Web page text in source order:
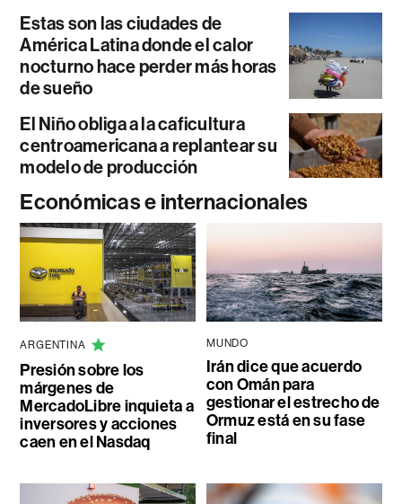
Estas son las ciudades de
América Latina donde el calor
nocturno hace perder más horas
de sueño
El Niño obliga a la caficultura
centroamericana a replantear su
modelo de producción
Económicas e internacionales
ARGENTINA
Presión sobre los
márgenes de
MercadoLibre inquieta a
inversores y acciones
caen en el Nasdaq
MUNDO
Irán dice que acuerdo
con Omán para
gestionar el estrecho de
Ormuz está en su fase
final